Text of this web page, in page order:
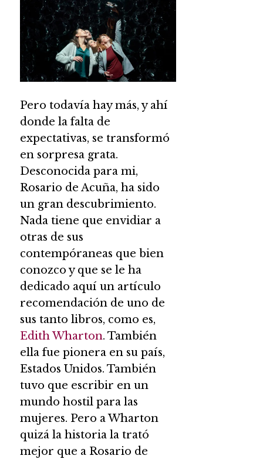
Pero todavía hay más, y ahí
donde la falta de
expectativas, se transformó
en sorpresa grata.
Desconocida para mi,
Rosario de Acuña, ha sido
un gran descubrimiento.
Nada tiene que envidiar a
otras de sus
contempóraneas que bien
conozco y que se le ha
dedicado aquí un artículo
recomendación de uno de
sus tanto libros, como es,
Edith Wharton. También
ella fue pionera en su país,
Estados Unidos. También
tuvo que escribir en un
mundo hostil para las
mujeres. Pero a Wharton
quizá la historia la trató
mejor que a Rosario de